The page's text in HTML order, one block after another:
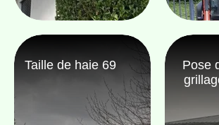
Taille de haie 69
Pose